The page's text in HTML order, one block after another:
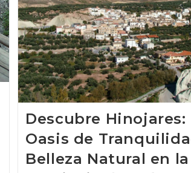
Descubre Hinojares:
Oasis de
Belleza Natural en la